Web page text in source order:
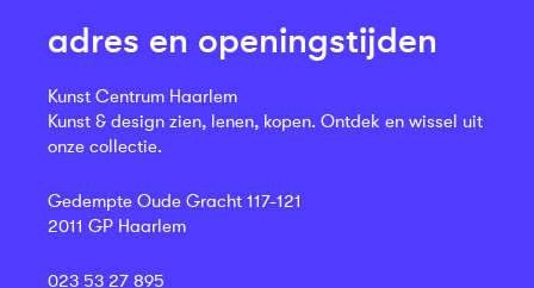
adres en openingstijden
Kunst Centrum Haarlem
Kunst & design zien, lenen, kopen. Ontdek en wissel uit
onze collectie.
Gedempte Oude Gracht 117-121
2011 GP Haarlem
023 53 27 895